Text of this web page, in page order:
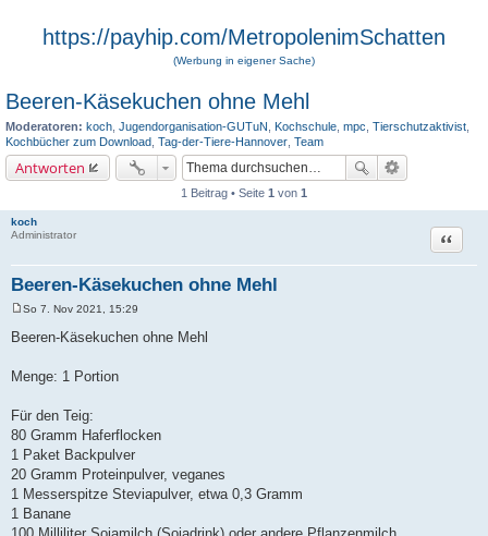
https://payhip.com/MetropolenimSchatten
(Werbung in eigener Sache)
Beeren-Käsekuchen ohne Mehl
Moderatoren: koch Jugendorganisation-GUTuN Kochschule mpc Tierschutzaktivist
Kochbücher zum Download Tag-der-Tiere-Hannover Team
Antworten
1 Beitrag • Seite 1 von 1
koch
Administrator
Beeren-Käsekuchen ohne Mehl
Zitat
i
a
So 7. Nov 2021, 15:29
Beeren-Käsekuchen ohne Mehl
Menge: 1 Portion
Für den Teig:
80 Gramm Haferflocken
1 Paket Backpulver
20 Gramm Proteinpulver, veganes
1 Messerspitze Steviapulver, etwa 0,3 Gramm
1 Banane